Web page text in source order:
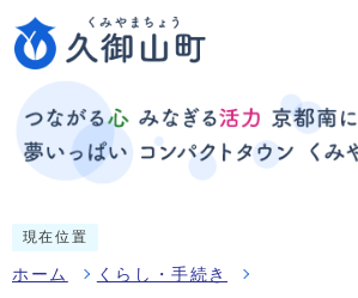
現在位置
ホーム くらし・手続き